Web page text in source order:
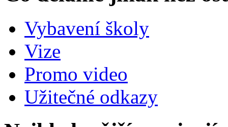
Vybavení školy
Vize
Promo video
Užitečné odkazy